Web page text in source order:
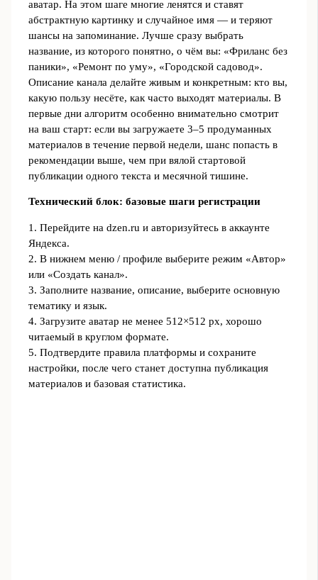
аватар. На этом шаге многие ленятся и ставят
абстрактную картинку и случайное имя — и теряют
шансы на запоминание. Лучше сразу выбрать
название, из которого понятно, о чём вы: «Фриланс без
паники», «Ремонт по уму», «Городской садовод».
Описание канала делайте живым и конкретным: кто вы,
какую пользу несёте, как часто выходят материалы. В
первые дни алгоритм особенно внимательно смотрит
на ваш старт: если вы загружаете 3–5 продуманных
материалов в течение первой недели, шанс попасть в
рекомендации выше, чем при вялой стартовой
публикации одного текста и месячной тишине.
Технический блок: базовые шаги регистрации
1. Перейдите на dzen.ru и авторизуйтесь в аккаунте
Яндекса.
2. В нижнем меню / профиле выберите режим «Автор»
или «Создать канал».
3. Заполните название, описание, выберите основную
тематику и язык.
4. Загрузите аватар не менее 512×512 px, хорошо
читаемый в круглом формате.
5. Подтвердите правила платформы и сохраните
настройки, после чего станет доступна публикация
материалов и базовая статистика.